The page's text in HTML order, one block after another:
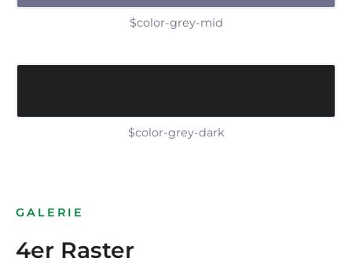
$color-grey-mid
$color-grey-dark
GALERIE
4er Raster